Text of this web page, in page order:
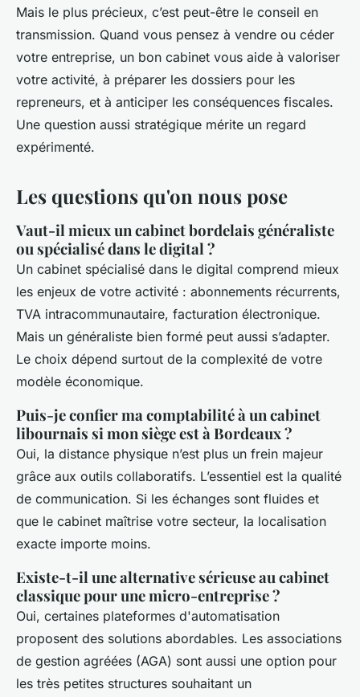
Mais le plus précieux, c’est peut-être le conseil en
transmission. Quand vous pensez à vendre ou céder
votre entreprise, un bon cabinet vous aide à valoriser
votre activité, à préparer les dossiers pour les
repreneurs, et à anticiper les conséquences fiscales.
Une question aussi stratégique mérite un regard
expérimenté.
Les questions qu'on nous pose
Vaut-il mieux un cabinet bordelais généraliste
ou spécialisé dans le digital ?
Un cabinet spécialisé dans le digital comprend mieux
les enjeux de votre activité : abonnements récurrents,
TVA intracommunautaire, facturation électronique.
Mais un généraliste bien formé peut aussi s’adapter.
Le choix dépend surtout de la complexité de votre
modèle économique.
Puis-je confier ma comptabilité à un cabinet
libournais si mon siège est à Bordeaux ?
Oui, la distance physique n’est plus un frein majeur
grâce aux outils collaboratifs. L’essentiel est la qualité
de communication. Si les échanges sont fluides et
que le cabinet maîtrise votre secteur, la localisation
exacte importe moins.
Existe-t-il une alternative sérieuse au cabinet
classique pour une micro-entreprise ?
Oui, certaines plateformes d'automatisation
proposent des solutions abordables. Les associations
de gestion agréées (AGA) sont aussi une option pour
les très petites structures souhaitant un